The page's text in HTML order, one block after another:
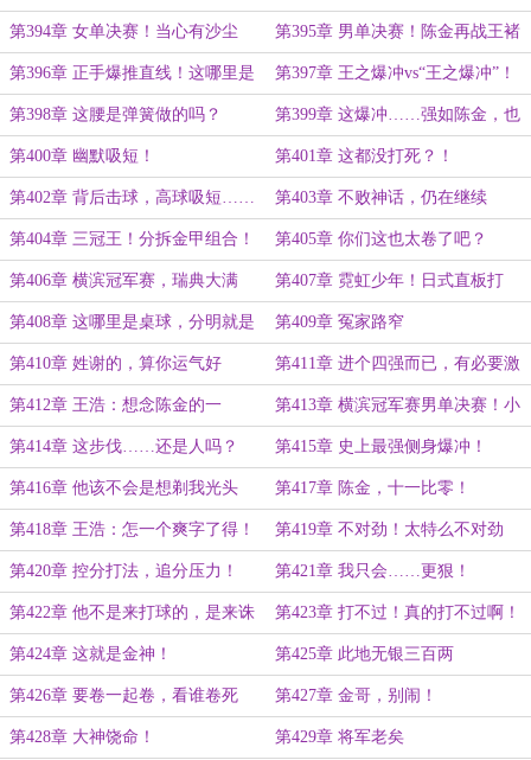
当打之年！
第394章 女单决赛！当心有沙尘
暴！
第395章 男单决赛！陈金再战王褚
钦！
第396章 正手爆推直线！这哪里是
秀手感，分明是藐视！
第397章 王之爆冲vs“王之爆冲”！
第398章 这腰是弹簧做的吗？ 第399章 这爆冲……强如陈金，也
没法接！
第400章 幽默吸短！ 第401章 这都没打死？！
第402章 背后击球，高球吸短……
陈金再度零封王褚钦！
第403章 不败神话，仍在继续
第404章 三冠王！分拆金甲组合！ 第405章 你们这也太卷了吧？
第406章 横滨冠军赛，瑞典大满
贯，参赛名单！
第407章 霓虹少年！日式直板打
法！
第408章 这哪里是桌球，分明就是
剑道！
第409章 冤家路窄
第410章 姓谢的，算你运气好 第411章 进个四强而已，有必要激
动成这样？
第412章 王浩：想念陈金的一
天。。。
第413章 横滨冠军赛男单决赛！小
将守国门！
第414章 这步伐……还是人吗？ 第415章 史上最强侧身爆冲！
第416章 他该不会是想剃我光头
吧？
第417章 陈金，十一比零！
第418章 王浩：怎一个爽字了得！ 第419章 不对劲！太特么不对劲
了！
第420章 控分打法，追分压力！ 第421章 我只会……更狠！
第422章 他不是来打球的，是来诛
心的！
第423章 打不过！真的打不过啊！
第424章 这就是金神！ 第425章 此地无银三百两
第426章 要卷一起卷，看谁卷死
谁！
第427章 金哥，别闹！
第428章 大神饶命！ 第429章 将军老矣